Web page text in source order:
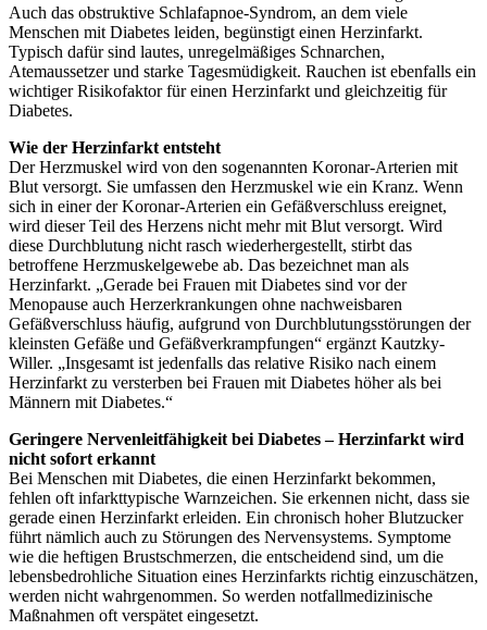
Auch das obstruktive Schlafapnoe-Syndrom, an dem viele
Menschen mit Diabetes leiden, begünstigt einen Herzinfarkt.
Typisch dafür sind lautes, unregelmäßiges Schnarchen,
Atemaussetzer und starke Tagesmüdigkeit. Rauchen ist ebenfalls ein
wichtiger Risikofaktor für einen Herzinfarkt und gleichzeitig für
Diabetes.
Wie der Herzinfarkt entsteht
Der Herzmuskel wird von den sogenannten Koronar-Arterien mit
Blut versorgt. Sie umfassen den Herzmuskel wie ein Kranz. Wenn
sich in einer der Koronar-Arterien ein Gefäßverschluss ereignet,
wird dieser Teil des Herzens nicht mehr mit Blut versorgt. Wird
diese Durchblutung nicht rasch wiederhergestellt, stirbt das
betroffene Herzmuskelgewebe ab. Das bezeichnet man als
Herzinfarkt. „Gerade bei Frauen mit Diabetes sind vor der
Menopause auch Herzerkrankungen ohne nachweisbaren
Gefäßverschluss häufig, aufgrund von Durchblutungsstörungen der
kleinsten Gefäße und Gefäßverkrampfungen“ ergänzt Kautzky-
Willer. „Insgesamt ist jedenfalls das relative Risiko nach einem
Herzinfarkt zu versterben bei Frauen mit Diabetes höher als bei
Männern mit Diabetes.“
Geringere Nervenleitfähigkeit bei Diabetes – Herzinfarkt wird
nicht sofort erkannt
Bei Menschen mit Diabetes, die einen Herzinfarkt bekommen,
fehlen oft infarkttypische Warnzeichen. Sie erkennen nicht, dass sie
gerade einen Herzinfarkt erleiden. Ein chronisch hoher Blutzucker
führt nämlich auch zu Störungen des Nervensystems. Symptome
wie die heftigen Brustschmerzen, die entscheidend sind, um die
lebensbedrohliche Situation eines Herzinfarkts richtig einzuschätzen,
werden nicht wahrgenommen. So werden notfallmedizinische
Maßnahmen oft verspätet eingesetzt.